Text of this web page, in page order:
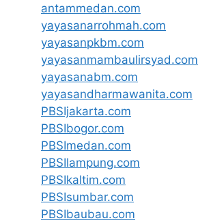
antammedan.com
yayasanarrohmah.com
yayasanpkbm.com
yayasanmambaulirsyad.com
yayasanabm.com
yayasandharmawanita.com
PBSIjakarta.com
PBSIbogor.com
PBSImedan.com
PBSIlampung.com
PBSIkaltim.com
PBSIsumbar.com
PBSIbaubau.com